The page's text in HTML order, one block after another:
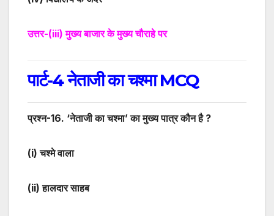
उत्तर-(iii) मुख्य बाजार के मुख्य चौराहे पर
पार्ट-4 नेताजी का चश्मा MCQ
प्रश्न-16. ‘नेताजी का चश्मा’ का मुख्य पात्र कौन है ?
(i) चश्मे वाला
(ii) हालदार साहब